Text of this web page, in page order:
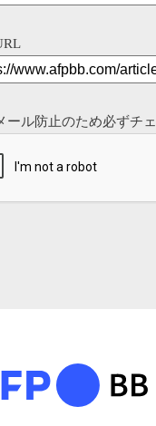
ール防止のため必ずチ